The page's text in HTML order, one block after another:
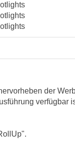
der
verfügbar